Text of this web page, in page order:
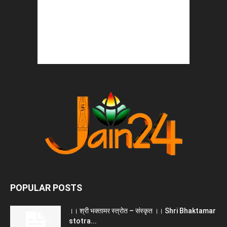
POPULAR POSTS
।। श्री भक्तामर स्त्रोत – संस्कृत ।। Shri Bhaktamar
stotra...